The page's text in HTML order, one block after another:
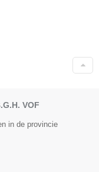
VOF
in de provincie